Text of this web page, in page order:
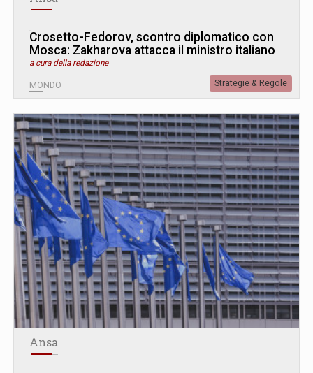
Crosetto-Fedorov, scontro diplomatico con
Mosca: Zakharova attacca il ministro italiano
a cura della redazione
MONDO Strategie & Regole
Ansa